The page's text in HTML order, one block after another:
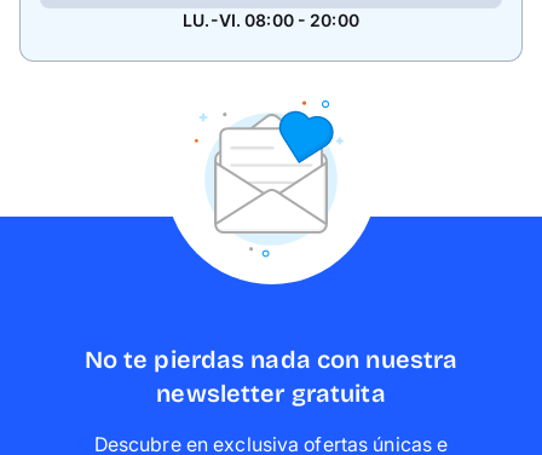
LU.-VI. 08:00 - 20:00
No te pierdas nada con nuestra
newsletter gratuita
Descubre en exclusiva ofertas únicas e